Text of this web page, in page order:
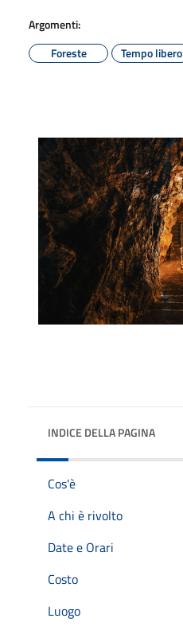
Argomenti:
Foreste
Tempo libero
INDICE DELLA PAGINA
Cos'è
A chi è rivolto
Date e Orari
Costo
Luogo